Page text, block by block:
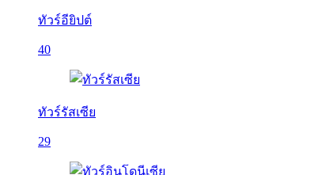
ทัวร์อียิปต์
40
ทัวร์รัสเซีย
29